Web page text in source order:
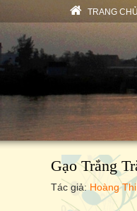
TRANG CHỦ
Gạo Trắng
Tác giả: Hoàng